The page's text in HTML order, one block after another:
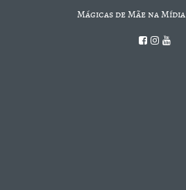
Mágicas de Mãe na Mídia